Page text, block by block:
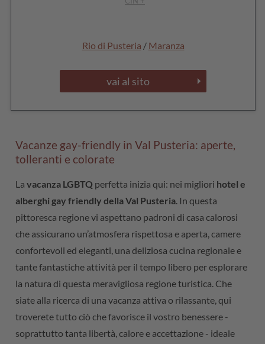
Rio di Pusteria / Maranza
vai al sito
Vacanze gay-friendly in Val Pusteria: aperte,
tolleranti e colorate
Lavacanza LGBTQ perfetta inizia qui: nei migliori hotel e
alberghi gay friendly della Val Pusteria . In questa
pittoresca regione vi aspettano padroni di casa calorosi
che assicurano un’atmosfera rispettosa e aperta, camere
confortevoli ed eleganti, una deliziosa cucina regionale e
tante fantastiche attività per il tempo libero per esplorare
la natura di questa meravigliosa regione turistica. Che
siate alla ricerca di una vacanza attiva o rilassante, qui
troverete tutto ciò che favorisce il vostro benessere -
soprattutto tanta libertà, calore e accettazione - ideale